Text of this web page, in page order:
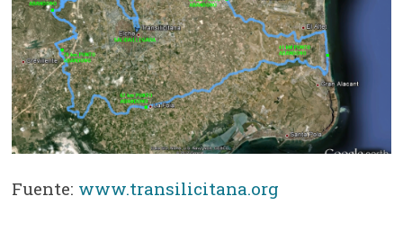
Fuente: www.transilicitana.org